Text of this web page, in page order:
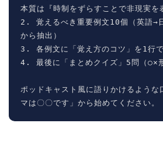
本質は『時制をずらすことで非現実を
2. 覚えるべき重要例文10個（英語→
から抽出）
3. 各例文に「覚え方のコツ」を1行
4. 最後に「まとめクイズ」5問（○×
ポッドキャスト風に語りかけるような
マは〇〇です」から始めてください。